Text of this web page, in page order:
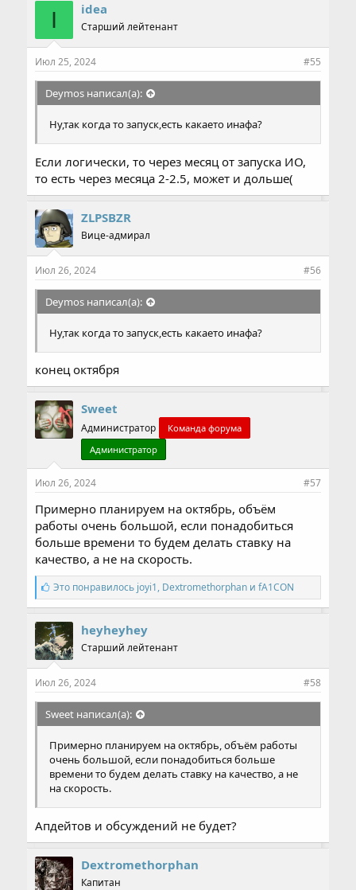
I idea
Старший лейтенант
Июл 25, 2024 #55
Deymos написал(а):
Ну,так когда то запуск,есть какаето инафа?
Если логически, то через месяц от запуска ИО,
то есть через месяца 2-2.5, может и дольше(
ZLPSBZR
Вице-адмирал
Июл 26, 2024 #56
Deymos написал(а):
Ну,так когда то запуск,есть какаето инафа?
конец октября
Sweet
Администратор
Команда форума
Администратор
Июл 26, 2024 #57
Примерно планируем на октябрь, объём
работы очень большой, если понадобиться
больше времени то будем делать ставку на
качество, а не на скорость.
С
и
м
п
а
т
и
:
Это понравилось joyi1, Dextromethorphan иfA1CON
heyheyhey
Старший лейтенант
Июл 26, 2024 #58
Sweet написал(а):
Примерно планируем на октябрь, объём работы
очень большой, если понадобиться больше
времени то будем делать ставку на качество, а не
на скорость.
Апдейтов и обсуждений не будет?
Dextromethorphan
Капитан